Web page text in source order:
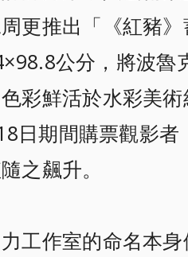
更推出「《紅豬
公分，將波魯
彩鮮活於水彩美
日期間購票觀影
之飆升。
工作室的命名本